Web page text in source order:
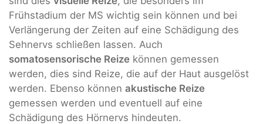
Frühstadium der MS wichtig sein können und bei
Verlängerung der Zeiten auf eine Schädigung des
Sehnervs schließen lassen. Auch
somatosensorische Reize können gemessen
werden, dies sind Reize, die auf der Haut ausgelöst
werden. Ebenso können akustische Reize
gemessen werden und eventuell auf eine
Schädigung des Hörnervs hindeuten.